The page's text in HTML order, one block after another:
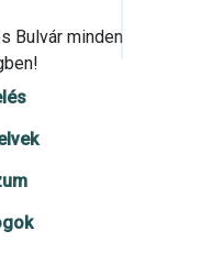
Bulvár minden